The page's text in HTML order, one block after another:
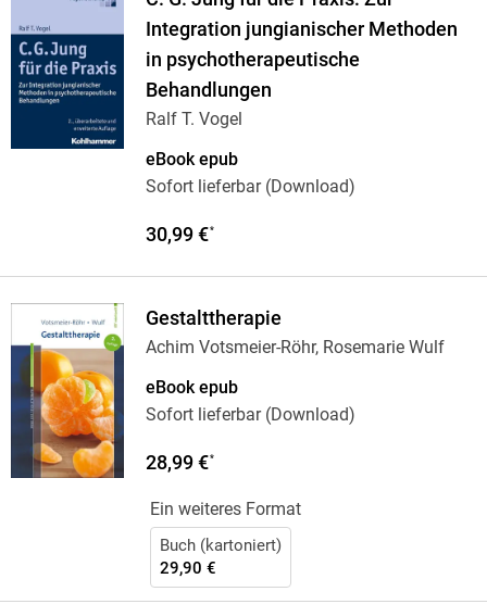
Integration jungianischer Methoden
in psychotherapeutische
Behandlungen
Ralf T. Vogel
eBook epub
Sofort lieferbar (Download)
30,99 €*
Gestalttherapie
Achim Votsmeier-Röhr, Rosemarie Wulf
eBook epub
Sofort lieferbar (Download)
28,99 €*
Ein weiteres Format
Buch (kartoniert)
29,90 €